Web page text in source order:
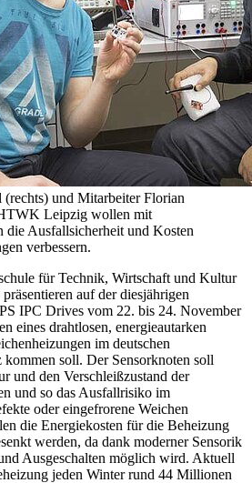
und Mitarbeiter Florian
Leipzig wollen mit
die Ausfallsicherheit und Kosten
verbessern.
für Technik, Wirtschaft und Kultur
auf der diesjährigen
IPC Drives vom 22. bis 24. November
eines drahtlosen, energieautarken
im deutschen
kommen soll. Der Sensorknoten soll
und den Verschleißzustand der
und so das Ausfallrisiko im
oder eingefrorene Weichen
die Energiekosten für die Beheizung
werden, da dank moderner Sensorik
Ausgeschalten möglich wird. Aktuell
jeden Winter rund 44 Millionen